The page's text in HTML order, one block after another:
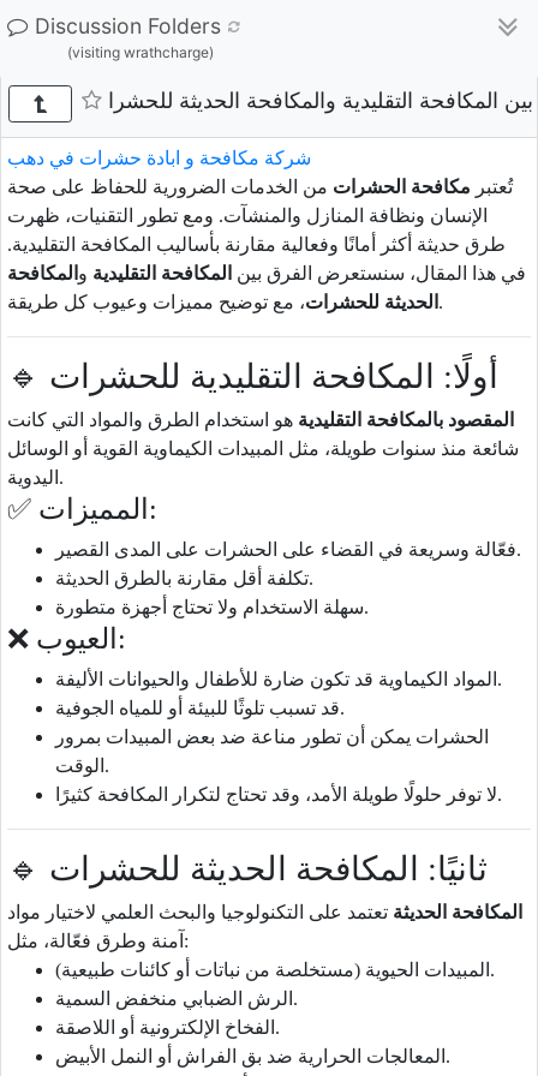
Discussion Folders
(visiting wrathcharge)
المكافحة التقليدية والمكافحة الحديثة للحشرا
شركة مكافحة و ابادة حشرات في دهب
تُعتبر مكافحة الحشرات من الخدمات الضرورية للحفاظ على صحة
الإنسان ونظافة المنازل والمنشآت. ومع تطور التقنيات، ظهرت
طرق حديثة أكثر أمانًا وفعالية مقارنة بأساليب المكافحة التقليدية.
في هذا المقال، سنستعرض الفرق بين المكافحة التقليدية و المكافحة
الحديثة للحشرات ، مع توضيح مميزات وعيوب كل طريقة.
🔹 أولًا: المكافحة التقليدية للحشرات
المقصود بالمكافحة التقليدية هو استخدام الطرق والمواد التي كانت
شائعة منذ سنوات طويلة، مثل المبيدات الكيماوية القوية أو الوسائل
اليدوية.
✅ المميزات:
فعّالة وسريعة في القضاء على الحشرات على المدى القصير.
تكلفة أقل مقارنة بالطرق الحديثة.
سهلة الاستخدام ولا تحتاج أجهزة متطورة.
❌ العيوب:
المواد الكيماوية قد تكون ضارة للأطفال والحيوانات الأليفة.
قد تسبب تلوثًا للبيئة أو للمياه الجوفية.
الحشرات يمكن أن تطور مناعة ضد بعض المبيدات بمرور
الوقت.
لا توفر حلولًا طويلة الأمد، وقد تحتاج لتكرار المكافحة كثيرًا.
🔹 ثانيًا: المكافحة الحديثة للحشرات
المكافحة الحديثة تعتمد على التكنولوجيا والبحث العلمي لاختيار مواد
آمنة وطرق فعّالة، مثل:
المبيدات الحيوية (مستخلصة من نباتات أو كائنات طبيعية).
الرش الضبابي منخفض السمية.
الفخاخ الإلكترونية أو اللاصقة.
المعالجات الحرارية ضد بق الفراش أو النمل الأبيض.